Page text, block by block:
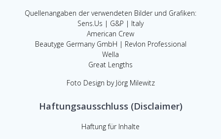
Quellenangaben der verwendeten Bilder und Grafiken:
Sens.Us | G&P | Italy
American Crew
Beautyge Germany GmbH | Revlon Professional
Wella
Great Lengths
Foto Design by Jörg Milewitz
Haftungsausschluss (Disclaimer)
Haftung für Inhalte